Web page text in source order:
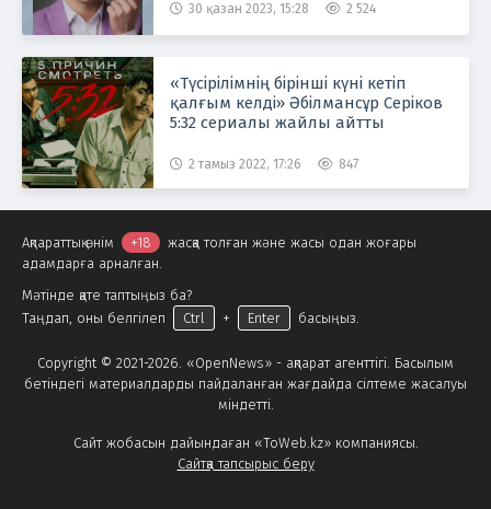
30 қазан 2023, 15:28 2 524
«Түсірілімнің бірінші күні кетіп
қалғым келді» Әбілмансұр Серіков
5:32 сериалы жайлы айтты
2 тамыз 2022, 17:26 847
Copyright © 2021-2026. «OpenNews» - ақпарат агенттігі. Басылым
бетіндегі материалдарды пайдаланған жағдайда сілтеме жасалуы
міндетті.
Сайт жобасын дайындаған «ToWeb.kz» компаниясы.
Сайтқа тапсырыс беру
Ақпараттық өнім +18
жасқа толған және жасы одан жоғары
адамдарға арналған.
Мәтінде қате таптыңыз ба?
Таңдап, оны белгілеп
Ctrl + Enter басыңыз.